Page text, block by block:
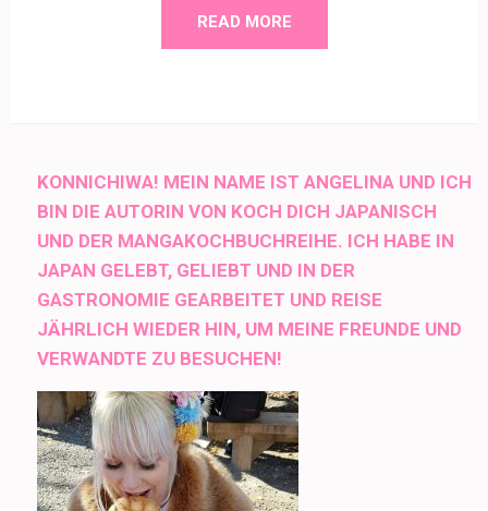
READ MORE
KONNICHIWA! MEIN NAME IST ANGELINA UND ICH
BIN DIE AUTORIN VON KOCH DICH JAPANISCH
UND DER MANGAKOCHBUCHREIHE. ICH HABE IN
JAPAN GELEBT, GELIEBT UND IN DER
GASTRONOMIE GEARBEITET UND REISE
JÄHRLICH WIEDER HIN, UM MEINE FREUNDE UND
VERWANDTE ZU BESUCHEN!